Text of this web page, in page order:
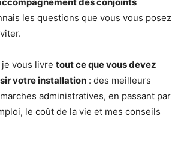
les questions que vous vous posez
vous livre tout ce que vous devez
votre installation : des meilleurs
administratives, en passant par
le coût de la vie et mes conseils